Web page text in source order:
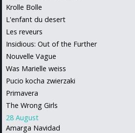
Krolle Bolle
L'enfant du desert
Les reveurs
Insidious: Out of the Further
Nouvelle Vague
Was Marielle weiss
Pucio kocha zwierzaki
Primavera
The Wrong Girls
28 August
Amarga Navidad